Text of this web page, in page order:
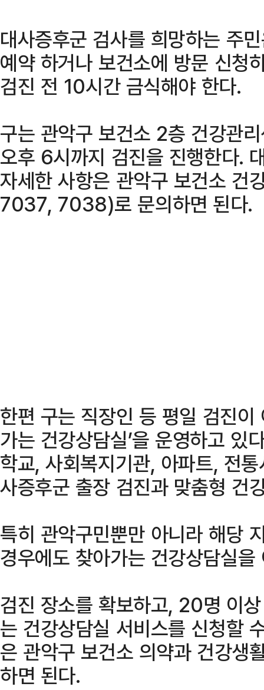
대사증후군 검사를 희망하는 주
예약 하거나 보건소에 방문 신청
검진 전 10시간 금식해야 한다.
구는 관악구 보건소 2층 건강관
오후 6시까지 검진을 진행한다.
자세한 사항은 관악구 보건소
7037, 7038)로 문의하면 된다.
한편 구는 직장인 등 평일 검진이
가는 건강상담실’을 운영하고 있
학교, 사회복지기관, 아파트, 전
사증후군 출장 검진과 맞춤형 건
특히 관악구민뿐만 아니라 해당
경우에도 찾아가는 건강상담실
검진 장소를 확보하고, 20명 이
는 건강상담실 서비스를 신청할
은 관악구 보건소 의약과 건강
하면 된다.